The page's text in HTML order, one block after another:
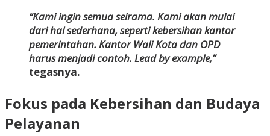
“Kami ingin semua seirama. Kami akan mulai
dari hal sederhana, seperti kebersihan kantor
pemerintahan. Kantor Wali Kota dan OPD
harus menjadi contoh. Lead by example,”
tegasnya.
Fokus pada Kebersihan dan Budaya
Pelayanan